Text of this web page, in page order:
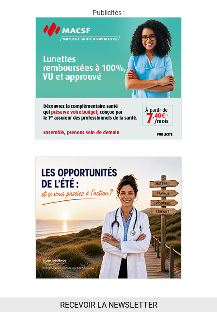
Publicités :
RECEVOIR LA NEWSLETTER